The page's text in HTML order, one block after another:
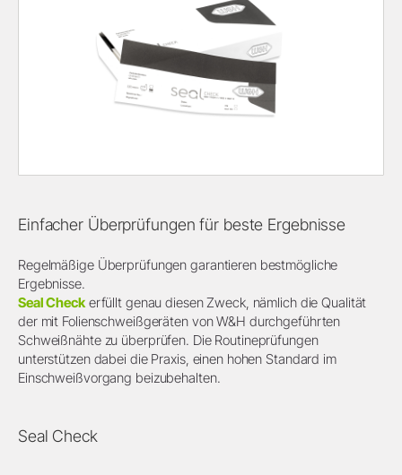
Einfacher Überprüfungen für beste Ergebnisse
Regelmäßige Überprüfungen garantieren bestmögliche
Ergebnisse.
Seal Checkerfüllt genau diesen Zweck, nämlich die Qualität
der mit Folienschweißgeräten von W&H durchgeführten
Schweißnähte zu überprüfen. Die Routineprüfungen
unterstützen dabei die Praxis, einen hohen Standard im
Einschweißvorgang beizubehalten.
Seal Check